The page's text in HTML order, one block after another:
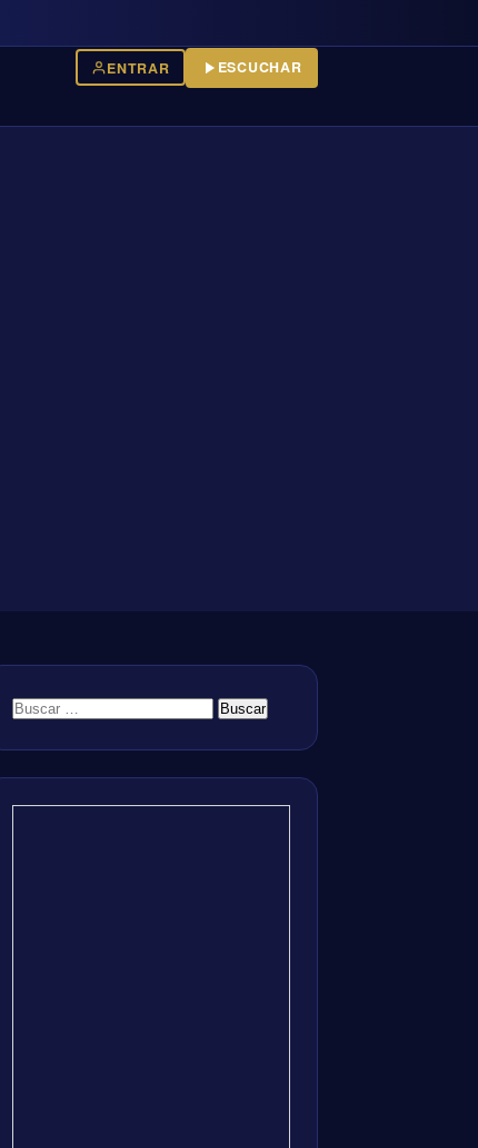
ENTRAR ESCUCHAR
Buscar: